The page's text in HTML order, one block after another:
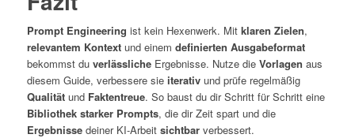
Prompt Engineering ist kein Hexenwerk. Mit klaren Zielen,
relevantem Kontextund einem definierten Ausgabeformat
bekommst du verlässlicheErgebnisse. Nutze die Vorlagen aus
diesem Guide, verbessere sie iterativund prüfe regelmäßig
Qualitätund Faktentreue. So baust du dir Schritt für Schritt eine
Bibliothek starker Prompts, die dir Zeit spart und die
Ergebnissedeiner KI-Arbeit sichtbarverbessert.